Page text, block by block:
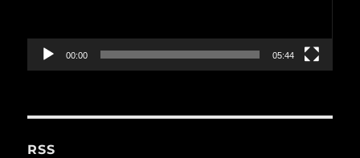
ー
00:00 05:44
RSS